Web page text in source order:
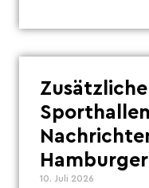
10. Juli 2026